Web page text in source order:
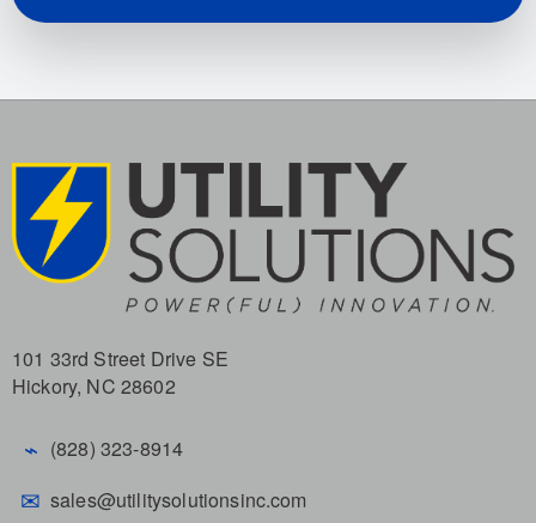
101 33rd Street Drive SE
Hickory, NC 28602
⌁ (828) 323-8914
✉ sales@utilitysolutionsinc.com